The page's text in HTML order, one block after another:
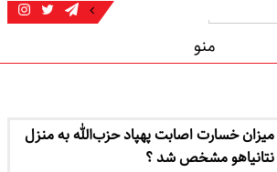
منو
میزان خسارت اصابت پهپاد حزب‌الله به منزل
نتانیاهو مشخص شد ؟